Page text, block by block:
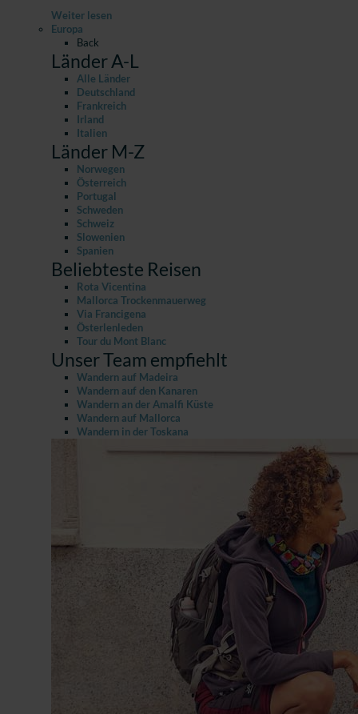
Weiter lesen
Europa
Back
Länder A-L
Alle Länder
Deutschland
Frankreich
Irland
Italien
Länder M-Z
Norwegen
Österreich
Portugal
Schweden
Schweiz
Slowenien
Spanien
Beliebteste Reisen
Rota Vicentina
Mallorca Trockenmauerweg
Via Francigena
Österlenleden
Tour du Mont Blanc
Unser Team empfiehlt
Wandern auf Madeira
Wandern auf den Kanaren
Wandern an der Amalfi Küste
Wandern auf Mallorca
Wandern in der Toskana